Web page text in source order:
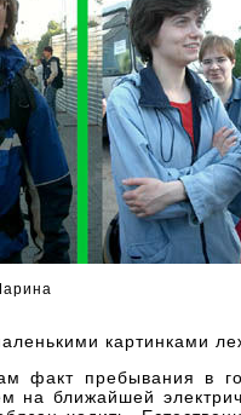
картинками
факт пребывания в
на ближайшей